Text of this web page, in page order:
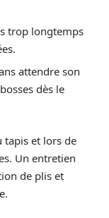
trop longtemps
attendre son
dès le
tapis et lors de
Un entretien
de plis et